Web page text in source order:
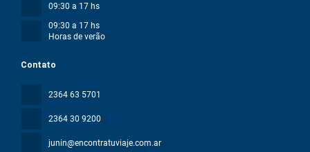
Contato
2364 63 5701
2364 30 9200
junin@encontratuviaje.com.ar
09:30 a 17 hs
09:30 a 17 hs
Horas de verão